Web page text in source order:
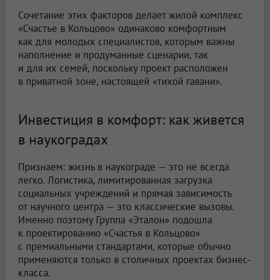
Сочетание этих факторов делает жилой комплекс
«Счастье в Кольцово» одинаково комфортным
как для молодых специалистов, которым важны
наполнение и продуманные сценарии, так
и для их семей, поскольку проект расположен
в приватной зоне, настоящей «тихой гавани».
Инвестиция в комфорт: как живется
в наукоградах
Признаем: жизнь в наукограде — это не всегда
легко. Логистика, лимитированная загрузка
социальных учреждений и прямая зависимость
от научного центра — это классические вызовы.
Именно поэтому Группа «Эталон» подошла
к проектированию «Счастья в Кольцово»
с премиальными стандартами, которые обычно
применяются только в столичных проектах бизнес-
класса.